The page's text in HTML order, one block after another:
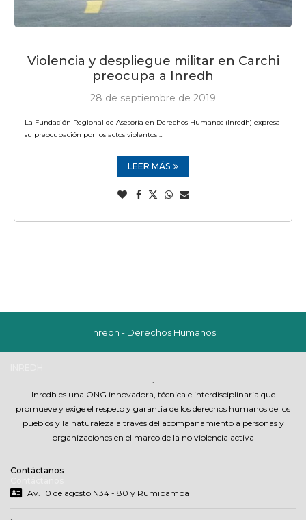
Violencia y despliegue militar en Carchi
preocupa a Inredh
28 de septiembre de 2019
La Fundación Regional de Asesoría en Derechos Humanos (Inredh) expresa
su preocupación por los actos violentos …
LEER MÁS
Inredh - Derechos Humanos
Inredh es una ONG innovadora, técnica e interdisciplinaria que
promueve y exige el respeto y garantia de los derechos humanos de los
pueblos y la naturaleza a través del acompañamiento a personas y
organizaciones en el marco de la no violencia activa
Contáctanos
Av. 10 de agosto N34 - 80 y Rumipamba